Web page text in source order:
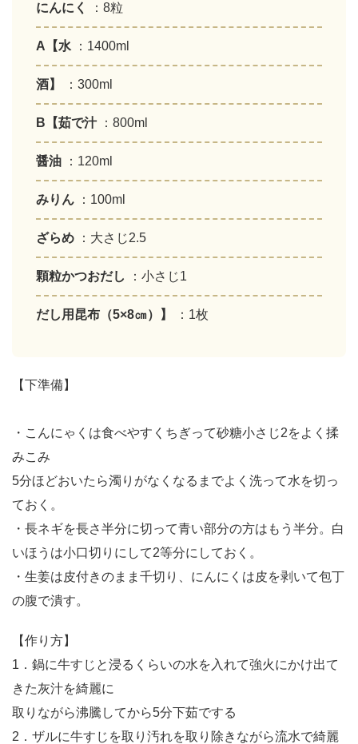
にんにく ：8粒
A【水 ：1400ml
酒】 ：300ml
B【茹で汁 ：800ml
醤油 ：120ml
みりん ：100ml
ざらめ ：大さじ2.5
顆粒かつおだし ：小さじ1
だし用昆布（5×8㎝）】 ：1枚
【下準備】
・こんにゃくは食べやすくちぎって砂糖小さじ2をよく揉
みこみ
5分ほどおいたら濁りがなくなるまでよく洗って水を切っ
ておく。
・長ネギを長さ半分に切って青い部分の方はもう半分。白
いほうは小口切りにして2等分にしておく。
・生姜は皮付きのまま千切り、にんにくは皮を剥いて包丁
の腹で潰す。
【作り方】
1．鍋に牛すじと浸るくらいの水を入れて強火にかけ出て
きた灰汁を綺麗に
取りながら沸騰してから5分下茹でする
2．ザルに牛すじを取り汚れを取り除きながら流水で綺麗